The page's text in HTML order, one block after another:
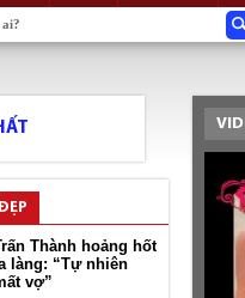
Thành hoảng hốt
làng: “Tự nhiên
vợ”